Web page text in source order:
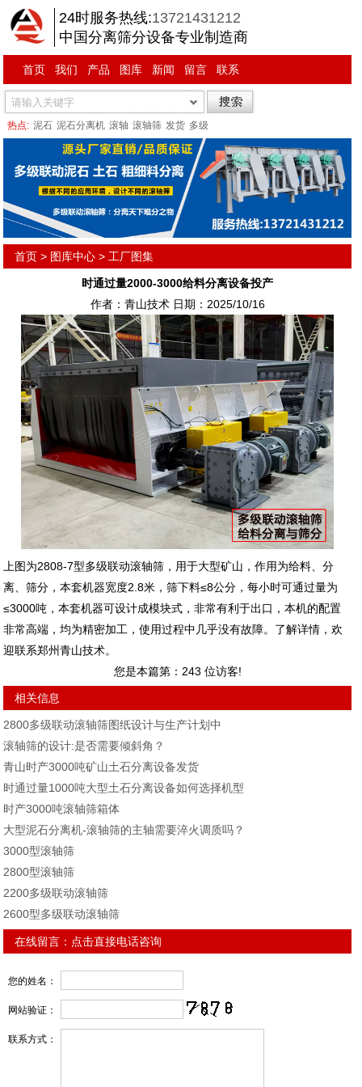
24时服务热线:13721431212
中国分离筛分设备专业制造商
首页 我们 产品 图库 新闻 留言 联系
热点: 泥石 泥石分离机 滚轴 滚轴筛 发货 多级
首页 > 图库中心 > 工厂图集
时通过量2000-3000给料分离设备投产
作者：青山技术 日期：2025/10/16
上图为2808-7型多级联动滚轴筛，用于大型矿山，作用为给料、分
离、筛分，本套机器宽度2.8米，筛下料≤8公分，每小时可通过量为
≤3000吨，本套机器可设计成模块式，非常有利于出口，本机的配置
非常高端，均为精密加工，使用过程中几乎没有故障。了解详情，欢
迎联系郑州青山技术。
您是本篇第： 243 位访客!
相关信息
2800多级联动滚轴筛图纸设计与生产计划中
滚轴筛的设计:是否需要倾斜角？
青山时产3000吨矿山土石分离设备发货
时通过量1000吨大型土石分离设备如何选择机型
时产3000吨滚轴筛箱体
大型泥石分离机-滚轴筛的主轴需要淬火调质吗？
3000型滚轴筛
2800型滚轴筛
2200多级联动滚轴筛
2600型多级联动滚轴筛
在线留言： 点击直接电话咨询
您的姓名：
网站验证：
联系方式：